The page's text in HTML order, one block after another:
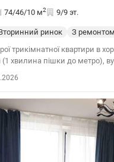
74/46/10 м2 9/9 эт.
ринок З ремонтом
трикімнатної квартири в
хвилина пішки до метро),
ремонт. Будинок 1985 року
1131000